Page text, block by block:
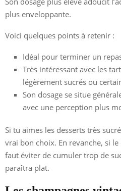
plus enveloppante.
Voici quelques points à retenir :
Idéal pour terminer un
Très intéressant avec les
légèrement sucrés ou
Son dosage se situe
avec une perception plus
Si tu aimes les desserts très
vrai bon choix. En revanche, si
faut éviter de cumuler trop de
paraîtra plat.